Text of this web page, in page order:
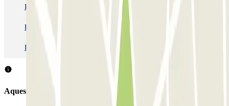
Pàrquing a Aeroport de Barcelona-El Prat (BCN)
Pàrquing T1 AENA Aeropuerto Barcelona-El Prat
Pàrquing a Madrid Pàrquing a Venecia
Aquest aparcament no accepta reserves a través de Parclick.